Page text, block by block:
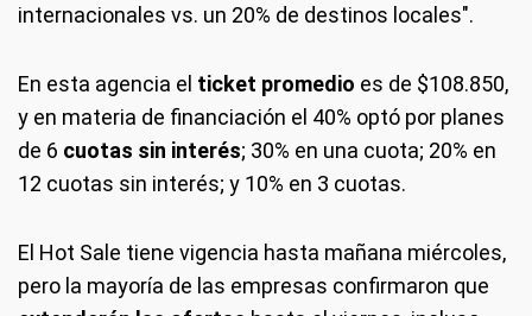
internacionales vs. un 20% de destinos locales".
En esta agencia el ticket promedio es de $108.850,
y en materia de financiación el 40% optó por planes
de 6 cuotas sin interés; 30% en una cuota; 20% en
12 cuotas sin interés; y 10% en 3 cuotas.
El Hot Sale tiene vigencia hasta mañana miércoles,
pero la mayoría de las empresas confirmaron que